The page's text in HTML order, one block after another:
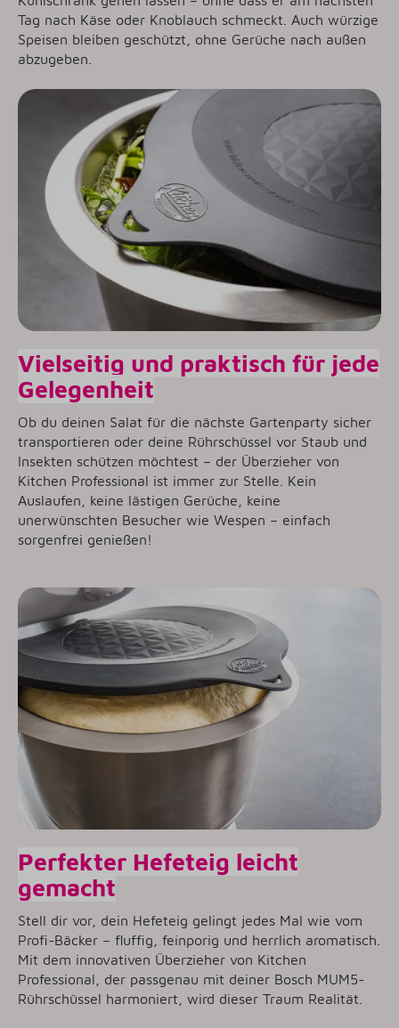
Tag nach Käse oder Knoblauch schmeckt. Auch würzige
Speisen bleiben geschützt, ohne Gerüche nach außen
abzugeben.
Vielseitig und praktisch für jede
Gelegenheit
Ob du deinen Salat für die nächste Gartenparty sicher
transportieren oder deine Rührschüssel vor Staub und
Insekten schützen möchtest – der Überzieher von
Kitchen Professional ist immer zur Stelle. Kein
Auslaufen, keine lästigen Gerüche, keine
unerwünschten Besucher wie Wespen – einfach
sorgenfrei genießen!
Perfekter Hefeteig leicht
gemacht
Stell dir vor, dein Hefeteig gelingt jedes Mal wie vom
Profi-Bäcker – fluffig, feinporig und herrlich aromatisch.
Mit dem innovativen Überzieher von Kitchen
Professional, der passgenau mit deiner Bosch MUM5-
Rührschüssel harmoniert, wird dieser Traum Realität.